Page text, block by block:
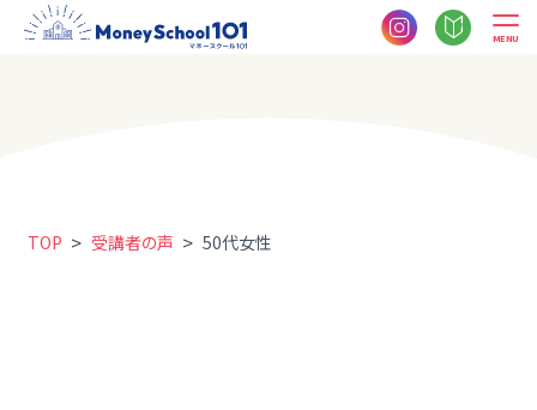
MENU
TOP > 受講者の声 > 50代女性